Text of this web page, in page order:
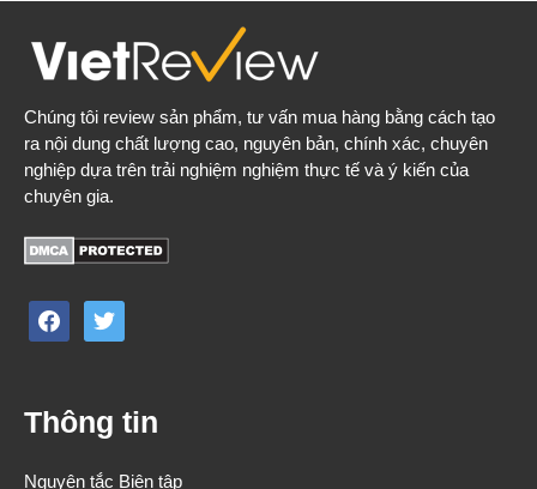
Chúng tôi review sản phẩm, tư vấn mua hàng bằng cách tạo
ra nội dung chất lượng cao, nguyên bản, chính xác, chuyên
nghiệp dựa trên trải nghiệm nghiệm thực tế và ý kiến của
chuyên gia.
facebooktwitter
Thông tin
Nguyên tắc Biên tập